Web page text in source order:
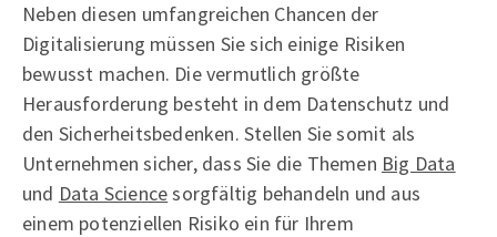
Neben diesen umfangreichen Chancen der
Digitalisierung müssen Sie sich einige Risiken
bewusst machen. Die vermutlich größte
Herausforderung besteht in dem Datenschutz und
den Sicherheitsbedenken. Stellen Sie somit als
Unternehmen sicher, dass Sie die Themen Big Data
und Data Sciencesorgfältig behandeln und aus
einem potenziellen Risiko ein für Ihrem